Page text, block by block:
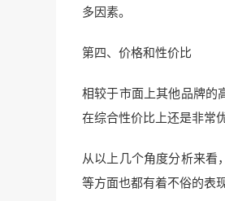
多因素。
第四、价格和性价比
相较于市面上其他品牌的
在综合性价比上还是非常
从以上几个角度分析来看
等方面也都有着不俗的表